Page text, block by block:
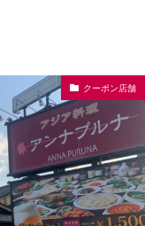
クーポン店舗